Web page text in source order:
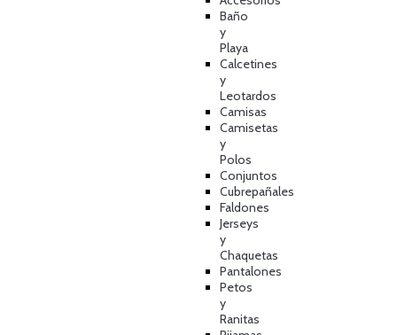
Baño
y
Playa
Calcetines
y
Leotardos
Camisas
Camisetas
y
Polos
Conjuntos
Cubrepañales
Faldones
Jerseys
y
Chaquetas
Pantalones
Petos
y
Ranitas